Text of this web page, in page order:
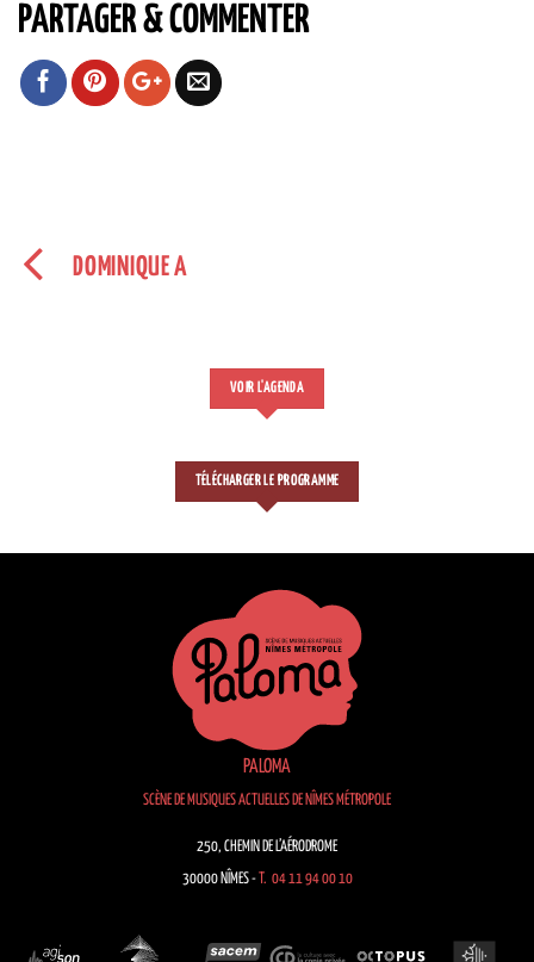
PARTAGER & COMMENTER
DOMINIQUE A
VOIR L'AGENDA
TÉLÉCHARGER LE PROGRAMME
PALOMA
SCÈNE DE MUSIQUES ACTUELLES DE NÎMES MÉTROPOLE
250, CHEMIN DE L’AÉRODROME
30000 NÎMES - T. 04 11 94 00 10